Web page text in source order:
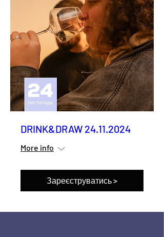
DRINK&DRAW 24.11.2024
More info
Зареєструватись >